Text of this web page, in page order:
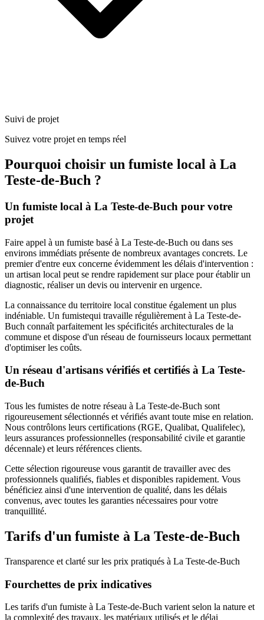
Suivi de projet
Suivez votre projet en temps réel
Pourquoi choisir un fumiste local à La
Teste-de-Buch ?
Un fumiste local à La Teste-de-Buch pour votre
projet
Faire appel à un fumiste basé à La Teste-de-Buch ou dans ses
environs immédiats présente de nombreux avantages concrets. Le
premier d'entre eux concerne évidemment les délais d'intervention :
un artisan local peut se rendre rapidement sur place pour établir un
diagnostic, réaliser un devis ou intervenir en urgence.
La connaissance du territoire local constitue également un plus
indéniable. Un fumistequi travaille régulièrement à La Teste-de-
Buch connaît parfaitement les spécificités architecturales de la
commune et dispose d'un réseau de fournisseurs locaux permettant
d'optimiser les coûts.
Un réseau d'artisans vérifiés et certifiés à La Teste-
de-Buch
Tous les fumistes de notre réseau à La Teste-de-Buch sont
rigoureusement sélectionnés et vérifiés avant toute mise en relation.
Nous contrôlons leurs certifications (RGE, Qualibat, Qualifelec),
leurs assurances professionnelles (responsabilité civile et garantie
décennale) et leurs références clients.
Cette sélection rigoureuse vous garantit de travailler avec des
professionnels qualifiés, fiables et disponibles rapidement. Vous
bénéficiez ainsi d'une intervention de qualité, dans les délais
convenus, avec toutes les garanties nécessaires pour votre
tranquillité.
Tarifs d'un fumiste à La Teste-de-Buch
Transparence et clarté sur les prix pratiqués à La Teste-de-Buch
Fourchettes de prix indicatives
Les tarifs d'un fumiste à La Teste-de-Buch varient selon la nature et
la complexité des travaux, les matériaux utilisés et le délai